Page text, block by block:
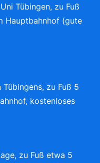
Tübingen, zu Fuß
Hauptbahnhof (gute
zu Fuß 5
kostenloses
zu Fuß etwa 5